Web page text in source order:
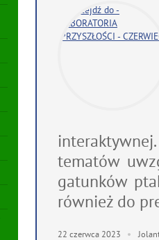
tematów
gatunków
również do
22 czerwca 2023